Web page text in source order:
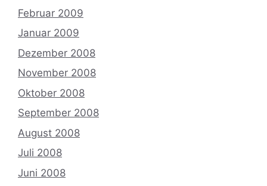
Februar 2009
Januar 2009
Dezember 2008
November 2008
Oktober 2008
September 2008
August 2008
Juli 2008
Juni 2008